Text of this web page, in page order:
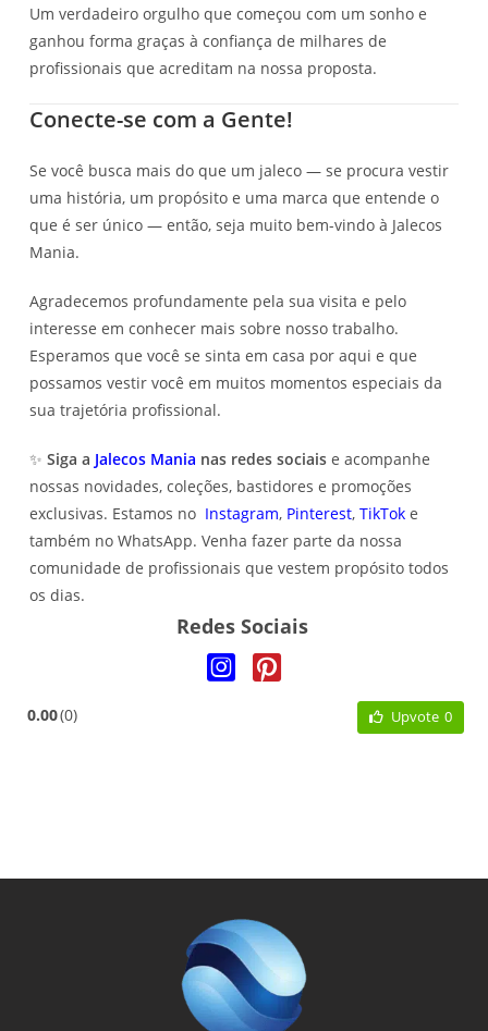
Um verdadeiro orgulho que começou com um sonho e
ganhou forma graças à confiança de milhares de
profissionais que acreditam na nossa proposta.
Conecte-se com a Gente!
Se você busca mais do que um jaleco — se procura vestir
uma história, um propósito e uma marca que entende o
que é ser único — então, seja muito bem-vindo à Jalecos
Mania.
Agradecemos profundamente pela sua visita e pelo
interesse em conhecer mais sobre nosso trabalho.
Esperamos que você se sinta em casa por aqui e que
possamos vestir você em muitos momentos especiais da
sua trajetória profissional.
✨Siga a Jalecos Mania nas redes sociais e acompanhe
nossas novidades, coleções, bastidores e promoções
exclusivas. Estamos no Instagram, Pinterest,TikTok e
também no WhatsApp. Venha fazer parte da nossa
comunidade de profissionais que vestem propósito todos
os dias.
Redes Sociais
0.00 0 Upvote 0